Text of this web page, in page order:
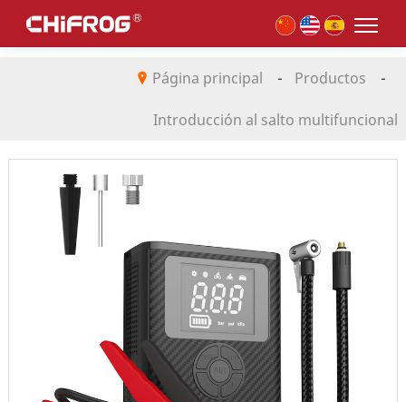
Página principal - Productos -
Introducción al salto multifuncional